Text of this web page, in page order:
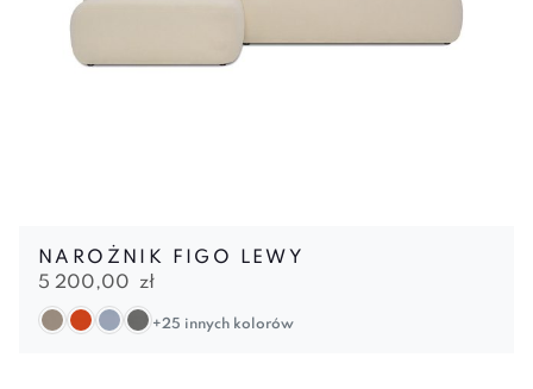
NAROŻNIK FIGO LEWY
5 200,00 zł
+25 innych kolorów